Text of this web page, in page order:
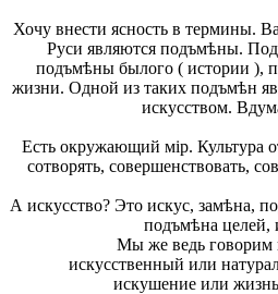
Хочу внести ясность в термины.
Руси являются подъмѣны.
подъмѣны былого ( истории ),
жизни. Одной из таких подъмѣн
искусством.
Есть окружающий мiр. Культура
сотворять, совершенствовать,
А искусство? Это искус, замѣна,
подъмѣна целей,
Мы же ведь говорим
искусственный или
искушение или